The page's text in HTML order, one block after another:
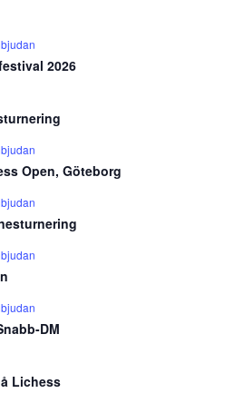
2026
Open, Göteborg
DM
Lichess